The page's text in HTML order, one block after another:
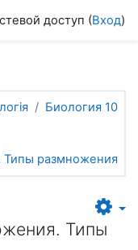
доступ (Вход)
Биология 10
размножения
Типы